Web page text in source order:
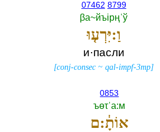
07462 8799
βа~йъiрңˈў
וַ:יִּרְע֤וּ
и·пасли
[conj-consec ~qal-impf-3mp]
0853
ъөτˈа:м
אוֹתָ֔:ם